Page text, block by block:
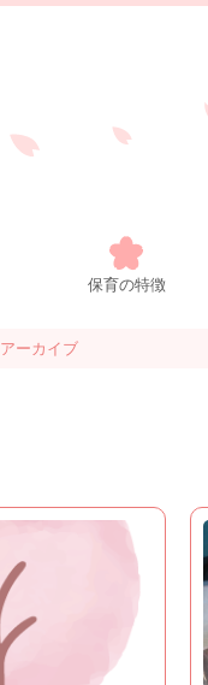
保育の特徴
アーカイブ